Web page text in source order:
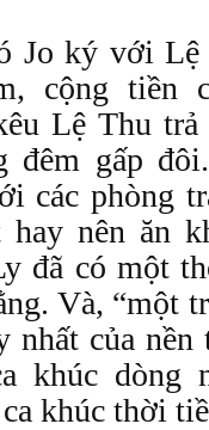
Jo ký với Lệ
cộng tiền
Lệ Thu
đêm gấp
các phòng
hay nên ăn
đã có một
Và, “một
nhất của nền
khúc dòng
khúc thời